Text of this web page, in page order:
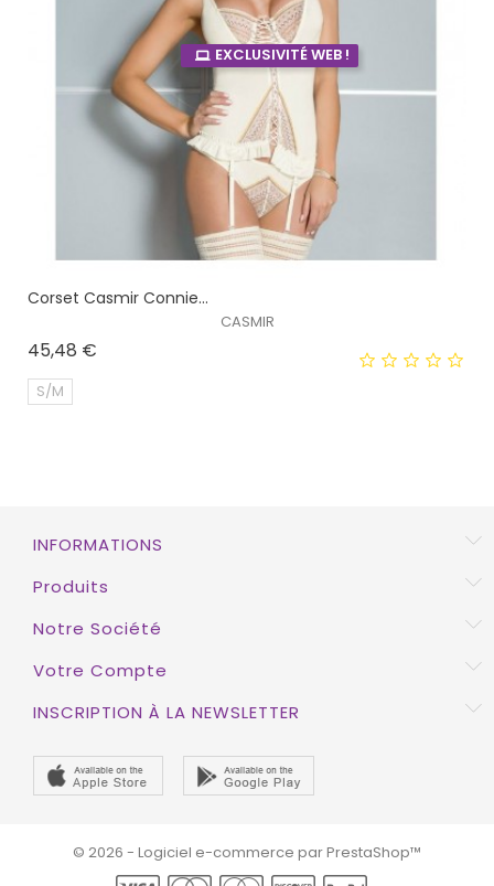
EXCLUSIVITÉ WEB !
Corset Casmir Connie...
CASMIR
45,48 €
S/M
INFORMATIONS
Produits
Notre Société
Votre Compte
INSCRIPTION À LA NEWSLETTER
© 2026 - Logiciel e-commerce par PrestaShop™